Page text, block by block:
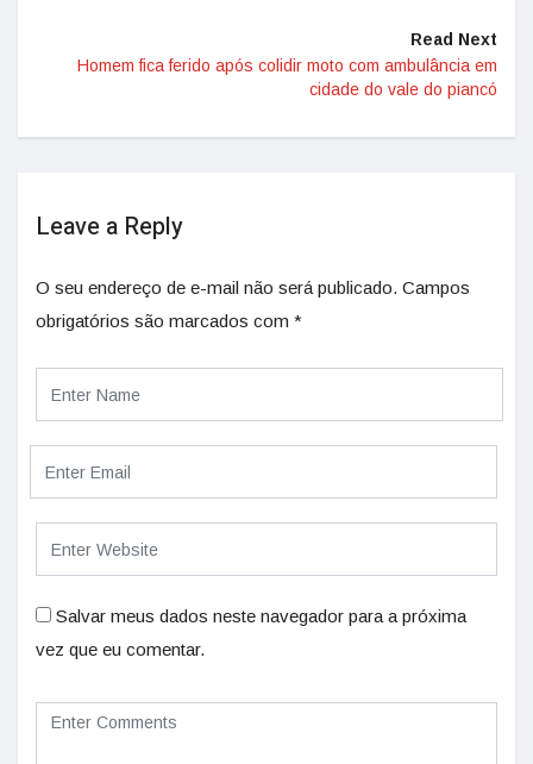
Read Next
Homem fica ferido após colidir moto com ambulância em
cidade do vale do piancó
Leave a Reply
O seu endereço de e-mail não será publicado. Campos
obrigatórios são marcados com *
Salvar meus dados neste navegador para a próxima
vez que eu comentar.